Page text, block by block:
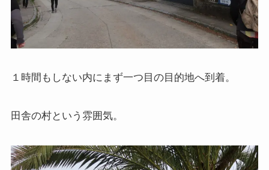
マルクス・エンゲルス著作と関連作品
マルクス・エンゲルスの生涯と思想背景
三島由紀夫と日本文学
１時間もしない内にまず一つ目の目的地へ到着。
田舎の村という雰囲気。